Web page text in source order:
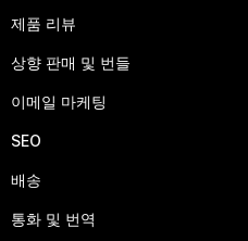
제품 리뷰
상향 판매 및 번들
이메일 마케팅
SEO
배송
통화 및 번역